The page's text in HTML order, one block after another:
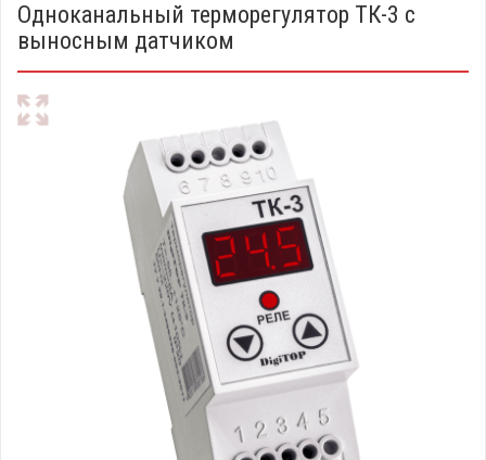
Одноканальный терморегулятор ТК-3 с
выносным датчиком